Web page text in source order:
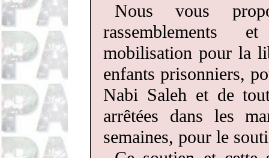
Nous vous
rassemblements et
mobilisation pour la
enfants prisonniers,
Nabi Saleh et de
arrêtées dans les
semaines, pour le